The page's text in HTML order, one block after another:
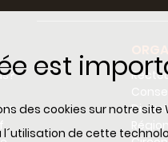
est
des cookies sur notre
de cette
CeRégions